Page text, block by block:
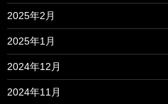
2025年2月
2025年1月
2024年12月
2024年11月